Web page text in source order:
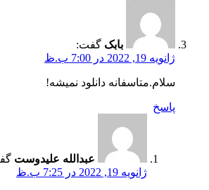
بابک گفت:
ژانویه 19, 2022 در 7:00 ب.ظ
سلام.متاسفانه دانلود نمیشه!
پاسخ
عبدالله علیدوست
ژانویه 19, 2022 در 7:25 ب.ظ